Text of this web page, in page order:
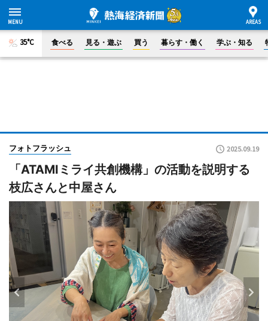
35°C 食べる 見る・遊ぶ 買う 暮らす・働く 学ぶ・知る
フォトフラッシュ 2025.09.19
「ATAMIミライ共創機構」の活動を説明する
枝広さんと中屋さん